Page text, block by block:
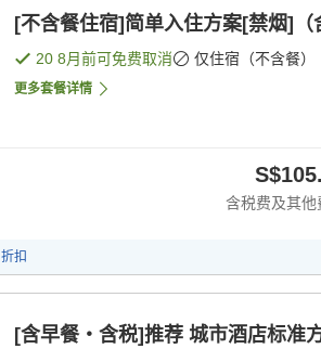
[不含餐住宿]简单入住方案[禁烟]（
20 8月前可免费取消 仅住宿（不含餐）
更多套餐详情
含税费及其他
折扣
[含早餐・含税]推荐 城市酒店标准